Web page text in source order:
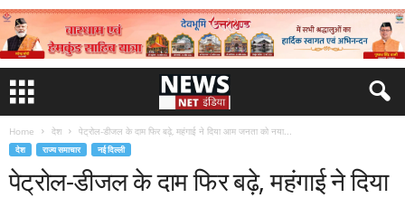
Home देश पेट्रोल-डीजल के दाम फिर बढ़े, महंगाई ने दिया आम जनता को नया...
देश राज्य समाचार नई दिल्ली
पेट्रोल-डीजल के दाम फिर बढ़े, महंगाई ने दिया